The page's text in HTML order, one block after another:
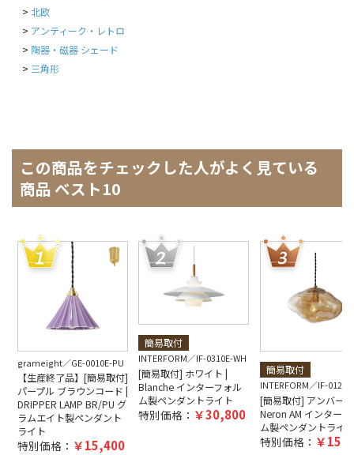
北欧
アンティーク・レトロ
陶器・磁器 シェード
三角形
この商品をチェックした人がよく見ている
商品 ベスト10
grameight GE-0010E-PU
【生産終了品】[簡易取付]
パープル ブラウンコード |
DRIPPER LAMP BR/PU グ
ラムエイト製ペンダント
ライト
特別価格： 15,400
簡易取付
INTERFORM IF-0310E-WH
[簡易取付] ホワイト |
Blanche インターフォル
ム製ペンダントライト
特別価格： 30,800
簡易取付
INTERFORM IF-
[簡易取付] アンバー |
Neron AM インターフ
ム製ペンダントライト
特別価格：